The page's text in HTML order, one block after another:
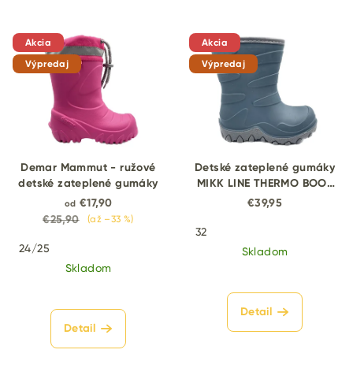
Akcia
Výpredaj
Demar Mammut - ružové
detské zateplené gumáky
od €17,90
€25,90
(až –33 %)
24/25
Skladom
Detail
Akcia
Výpredaj
Detské zateplené gumáky
MIKK LINE THERMO BOOT
NEW modré
€39,95
32
Skladom
Detail